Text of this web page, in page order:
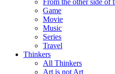
From the other side of
Game
Movie
Music
Series
Travel
Thinkers
All Thinkers
Art is not Art